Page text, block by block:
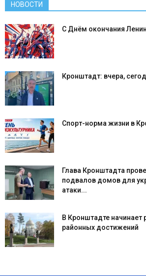
НОВОСТИ
С Днём окончания
Кронштадт: вчера,
Спорт-норма жизни в
Глава Кронштадта
подвалов домов для
атаки...
В Кронштадте начинает
районных достижений